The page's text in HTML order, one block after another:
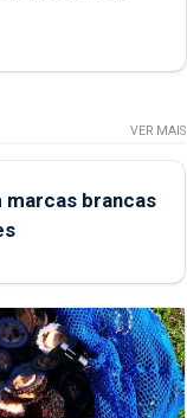
VER MAIS
brancas